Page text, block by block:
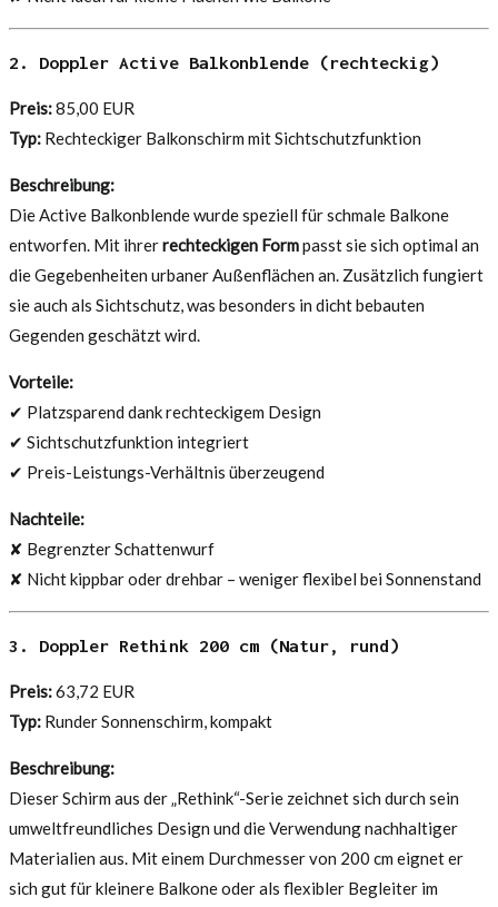
2. Doppler Active Balkonblende (rechteckig)
Preis:85,00 EUR
Typ: Rechteckiger Balkonschirm mit Sichtschutzfunktion
Beschreibung:
Die Active Balkonblende wurde speziell für schmale Balkone
entworfen. Mit ihrerrechteckigen Formpasst sie sich optimal an
die Gegebenheiten urbaner Außenflächen an. Zusätzlich fungiert
sie auch als Sichtschutz, was besonders in dicht bebauten
Gegenden geschätzt wird.
Vorteile:
✔ Platzsparend dank rechteckigem Design
✔ Sichtschutzfunktion integriert
✔ Preis-Leistungs-Verhältnis überzeugend
Nachteile:
✘ Begrenzter Schattenwurf
✘ Nicht kippbar oder drehbar – weniger flexibel bei Sonnenstand
3. Doppler Rethink 200 cm (Natur, rund)
Preis:63,72 EUR
Typ: Runder Sonnenschirm, kompakt
Beschreibung:
Dieser Schirm aus der „Rethink“-Serie zeichnet sich durch sein
umweltfreundliches Design und die Verwendung nachhaltiger
Materialien aus. Mit einem Durchmesser von 200 cm eignet er
sich gut für kleinere Balkone oder als flexibler Begleiter im